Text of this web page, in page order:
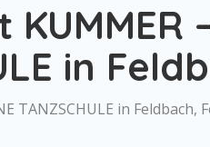
in
TANZSCHULE in Feldbach,